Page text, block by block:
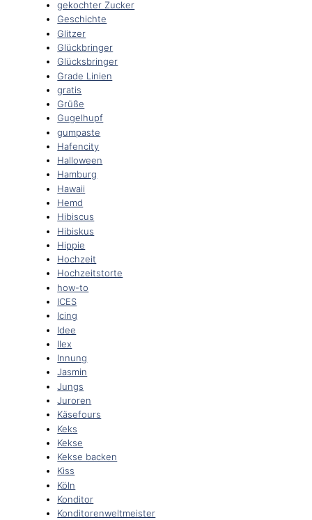
gekochter Zucker
Geschichte
Glitzer
Glückbringer
Glücksbringer
Grade Linien
gratis
Grüße
Gugelhupf
gumpaste
Hafencity
Halloween
Hamburg
Hawaii
Hemd
Hibiscus
Hibiskus
Hippie
Hochzeit
Hochzeitstorte
how-to
ICES
Icing
Idee
Ilex
Innung
Jasmin
Jungs
Juroren
Käsefours
Keks
Kekse
Kekse backen
Kiss
Köln
Konditor
Konditorenweltmeister